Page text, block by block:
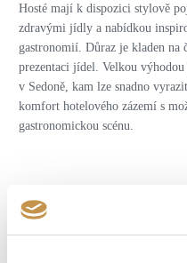
Hosté mají k dispozici stylově
zdravými jídly a nabídkou
gastronomií. Důraz je kladen na
prezentaci jídel. Velkou
v Sedoně, kam lze snadno
komfort hotelového zázemí s
gastronomickou scénu.